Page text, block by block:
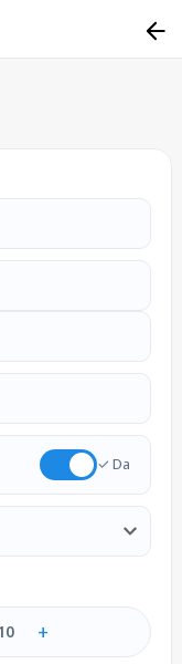
✓ Da
+